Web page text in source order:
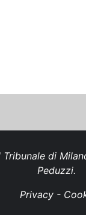
di
Peduzzi.
Privacy-